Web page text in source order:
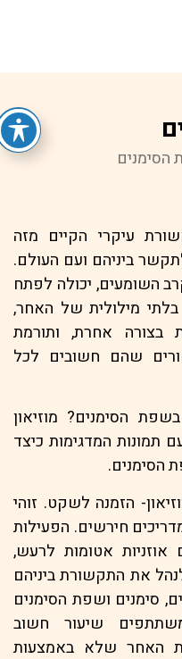
עיקרי הקיים מזה
ביניהם ועם העולם.
השומעים, יכולה לפתח
מילולית של האחר,
בצורה אחרת, ותורמת
שהם חשובים לכל
הסימנים? מוזיאון
תמונות המדגימות כיצד
הזמנה לשקט. זוהי
חירשים. הפעילות
אטומות לרעש,
את התקשורת ביניהם
סימנים ושפת הסימנים
שיעור חשוב
האחר שלא באמצעות